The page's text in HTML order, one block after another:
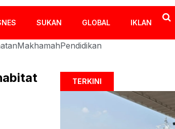
SUKAN GLOBAL IKLAN
MakhamahPendidikan
TERKINI